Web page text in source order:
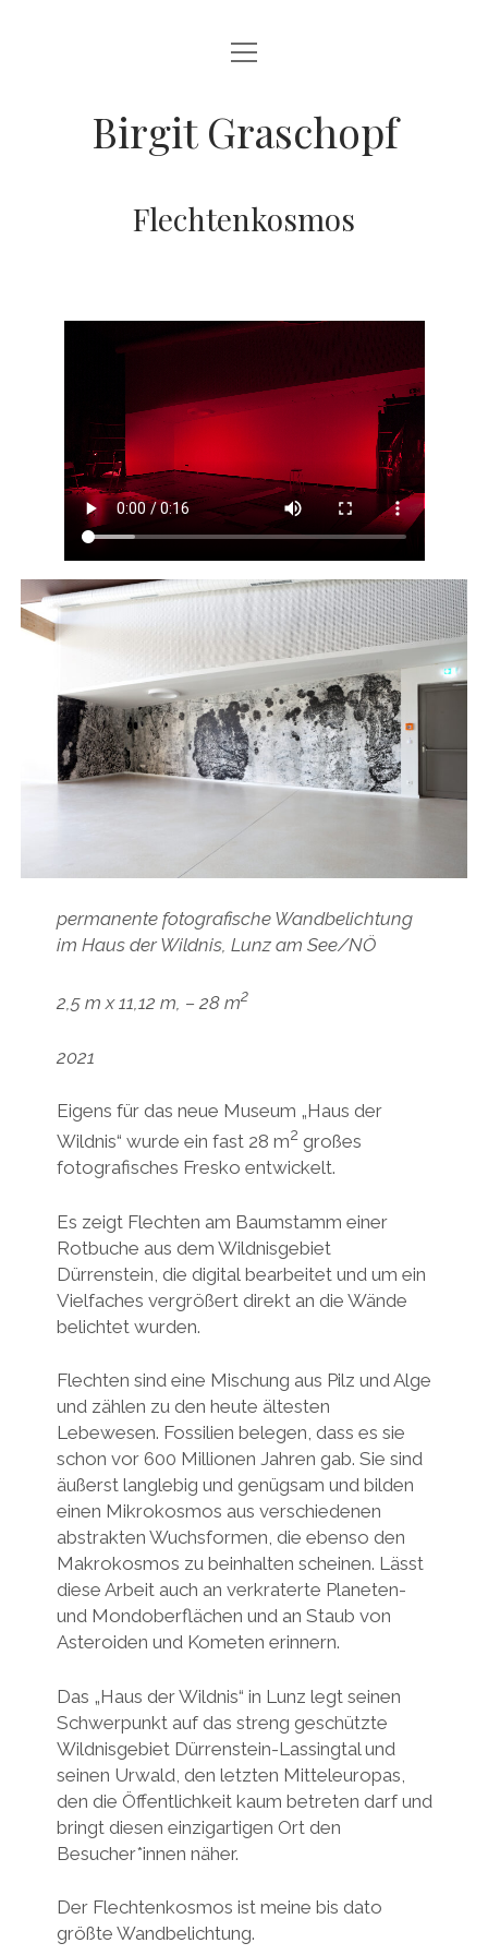
ARTWORKS
SPECTRUM
open
menu
Birgit Graschopf
Flechtenkosmos
permanente fotografische Wandbelichtung
im Haus der Wildnis, Lunz am See/NÖ
2,5 m x 11,12 m, – 28 m2
2021
Eigens für das neue Museum „Haus der
Wildnis“ wurde ein fast 28 m2großes
fotografisches Fresko entwickelt.
Es zeigt Flechten am Baumstamm einer
Rotbuche aus dem Wildnisgebiet
Dürrenstein, die digital bearbeitet und um ein
Vielfaches vergrößert direkt an die Wände
belichtet wurden.
Flechten sind eine Mischung aus Pilz und Alge
und zählen zu den heute ältesten
Lebewesen. Fossilien belegen, dass es sie
schon vor 600 Millionen Jahren gab. Sie sind
äußerst langlebig und genügsam und bilden
einen Mikrokosmos aus verschiedenen
abstrakten Wuchsformen, die ebenso den
Makrokosmos zu beinhalten scheinen. Lässt
diese Arbeit auch an verkraterte Planeten-
und Mondoberflächen und an Staub von
Asteroiden und Kometen erinnern.
Das „Haus der Wildnis“ in Lunz legt seinen
Schwerpunkt auf das streng geschützte
Wildnisgebiet Dürrenstein-Lassingtal und
seinen Urwald, den letzten Mitteleuropas,
den die Öffentlichkeit kaum betreten darf und
bringt diesen einzigartigen Ort den
Besucher*innen näher.
Der Flechtenkosmos ist meine bis dato
größte Wandbelichtung.